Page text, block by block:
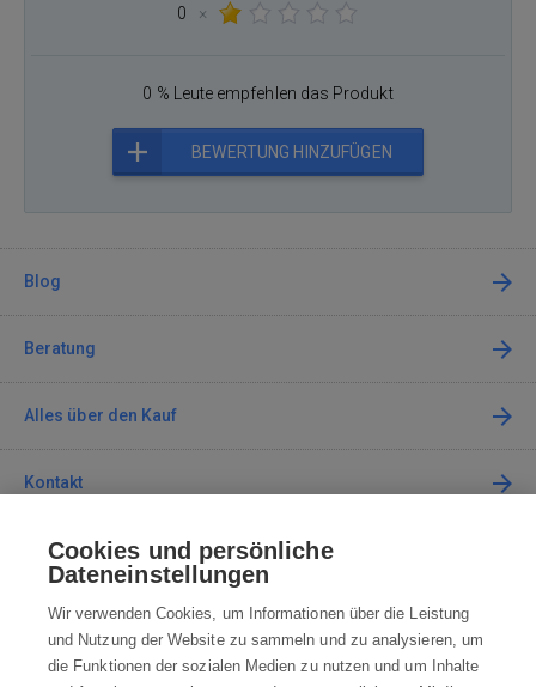
0
×
0 % Leute empfehlen das Produkt
BEWERTUNG HINZUFÜGEN
Blog
Beratung
Alles über den Kauf
Kontakt
Kontaktieren Sie uns
info@robotworld.at
+49 25 197 159 962 Mo-Fr 8:00—16:00 Uhr
Cookies und persönliche
Dateneinstellungen
Wir verwenden Cookies, um Informationen über die Leistung
und Nutzung der Website zu sammeln und zu analysieren, um
die Funktionen der sozialen Medien zu nutzen und um Inhalte